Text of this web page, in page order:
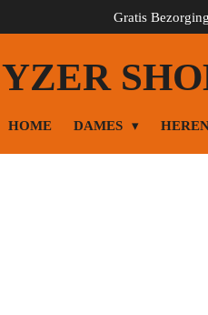
Gratis
HOME DAMES